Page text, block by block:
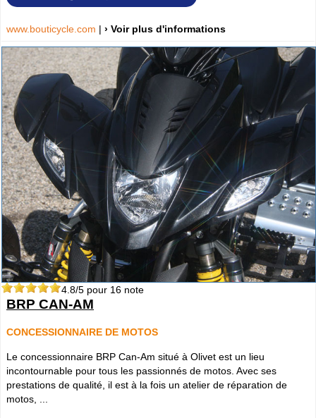
www.bouticycle.com | › Voir plus d'informations
4.8/5 pour 16 note
BRP CAN-AM
CONCESSIONNAIRE DE MOTOS
Le concessionnaire BRP Can-Am situé à Olivet est un lieu
incontournable pour tous les passionnés de motos. Avec ses
prestations de qualité, il est à la fois un atelier de réparation de
motos, ...